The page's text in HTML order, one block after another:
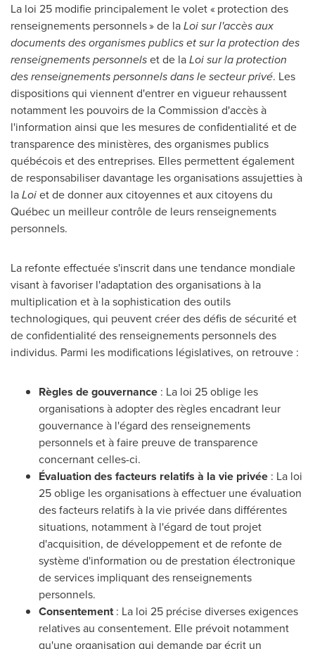
La loi 25 modifie principalement le volet « protection des
renseignements personnels » de laLoi sur l'accès aux
documents des organismes publics et sur la protection des
renseignements personnelset de laLoi sur la protection
des renseignements personnels dans le secteur privé. Les
dispositions qui viennent d'entrer en vigueur rehaussent
notamment les pouvoirs de la Commission d'accès à
l'information ainsi que les mesures de confidentialité et de
transparence des ministères, des organismes publics
québécois et des entreprises. Elles permettent également
de responsabiliser davantage les organisations assujetties à
laLoiet de donner aux citoyennes et aux citoyens du
Québec un meilleur contrôle de leurs renseignements
personnels.
La refonte effectuée s'inscrit dans une tendance mondiale
visant à favoriser l'adaptation des organisations à la
multiplication et à la sophistication des outils
technologiques, qui peuvent créer des défis de sécurité et
de confidentialité des renseignements personnels des
individus. Parmi les modifications législatives, on retrouve :
Règles de gouvernance : La loi 25 oblige les
organisations à adopter des règles encadrant leur
gouvernance à l'égard des renseignements
personnels et à faire preuve de transparence
concernant celles-ci.
Évaluation des facteurs relatifs à la vie privée : La loi
25 oblige les organisations à effectuer une évaluation
des facteurs relatifs à la vie privée dans différentes
situations, notamment à l'égard de tout projet
d'acquisition, de développement et de refonte de
système d'information ou de prestation électronique
de services impliquant des renseignements
personnels.
Consentement: La loi 25 précise diverses exigences
relatives au consentement. Elle prévoit notamment
qu'une organisation qui demande par écrit un